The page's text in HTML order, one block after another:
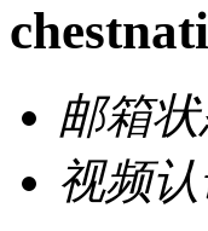
邮箱
视频